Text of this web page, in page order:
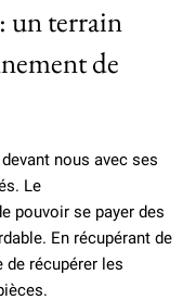
un terrain
de
nous avec ses
Le
pouvoir se payer des
En récupérant de
récupérer les